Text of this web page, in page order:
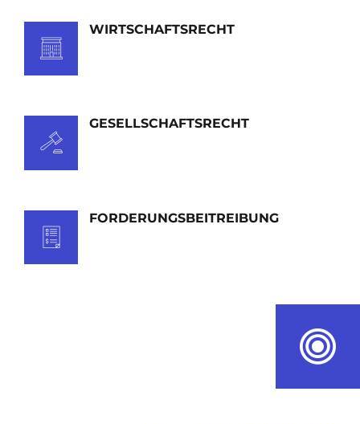
WIRTSCHAFTSRECHT
GESELLSCHAFTSRECHT
FORDERUNGSBEITREIBUNG